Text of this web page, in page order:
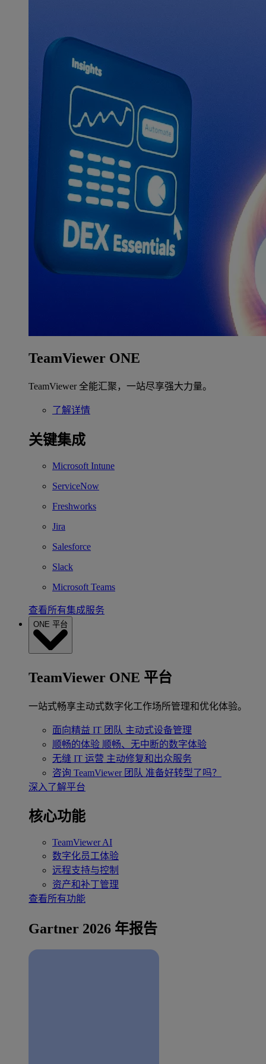
TeamViewer ONE
TeamViewer 全能汇聚，一站尽享强大力量。
了解详情
关键集成
Microsoft Intune
ServiceNow
Freshworks
Jira
Salesforce
Slack
Microsoft Teams
查看所有集成服务
ONE 平台
TeamViewer ONE 平台
一站式畅享主动式数字化工作场所管理和优化体验。
面向精益 IT 团队 主动式设备管理
顺畅的体验 顺畅、无中断的数字体验
无缝 IT 运营 主动修复和出众服务
咨询 TeamViewer 团队 准备好转型了吗？
深入了解平台
核心功能
TeamViewer AI
数字化员工体验
远程支持与控制
资产和补丁管理
查看所有功能
Gartner 2026 年报告